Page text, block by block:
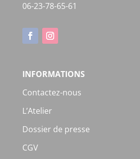
06-23-78-65-61
INFORMATIONS
Contactez-nous
L’Atelier
Dossier de presse
CGV